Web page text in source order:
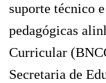
suporte técnico
pedagógicas
Curricular
Secretaria de